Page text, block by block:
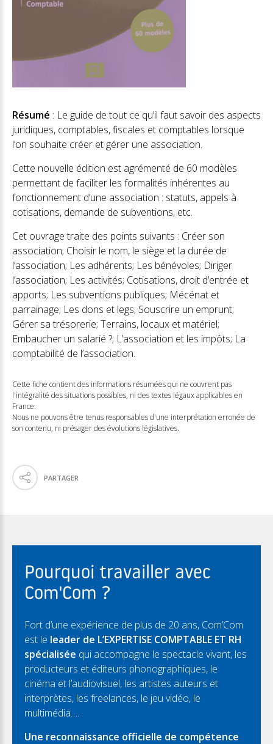
Résumé : Le guide de tout ce qu’il faut savoir des aspects
juridiques, comptables, fiscales et comptables lorsque
l’on souhaite créer et gérer une association.
Cette nouvelle édition est agrémenté de 60 modèles
permettant de faciliter les formalités inhérentes au
fonctionnement d’une association : statuts, appels à
cotisations, demande de subventions, etc.
Cet ouvrage traite des points suivants : Créer son
association; Choisir le nom, le siège et la durée de
l’association; Les adhérents; Les bénévoles; Diriger
l’association; Les activités; Cotisations, droit d’entrée et
apports; Les subventions publiques; Mécénat et
parrainage; Les dons et legs; Souscrire un emprunt;
Gérer sa trésorerie; Terrains, locaux et matériel;
Embaucher un salarié ?; L’association et les impôts; La
comptabilité de l’association.
Cette fiche contient des informations résumées qui ne couvrent pas
l'intégralité des situations possibles, ni des textes légaux applicables en
France.
Nous ne pouvons être tenus responsables d'une interprétation erronée de
son contenu, ni présager des évolutions législatives.
PARTAGER
Pourquoi travailler avec
Com'Com ?
Fort d’une expérience de plus de 20 ans, Com’Com
est le leader de L’EXPERTISE COMPTABLE ET RH
spécialisée qui accompagne le spectacle vivant, les
producteurs et éditeurs phonographiques, le
cinéma et l’audiovisuel, les artistes auteurs et
interprètes, les freelances, le jeu vidéo, le
multimédia….
Une reconnaissance officielle de compétence